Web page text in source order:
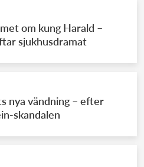
om kung Harald –
sjukhusdramat
nya vändning – efter
skandalen